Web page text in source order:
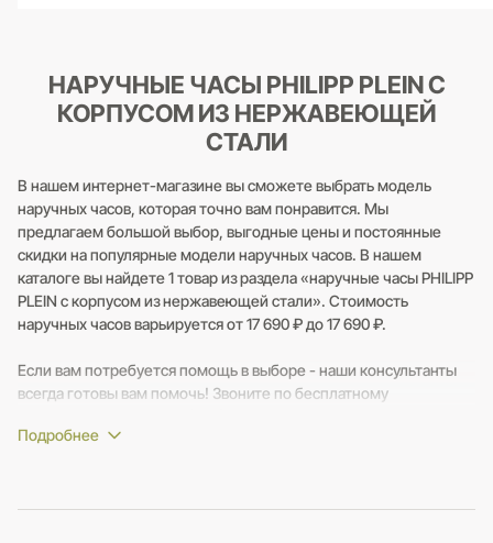
НАРУЧНЫЕ ЧАСЫ PHILIPP PLEIN С
КОРПУСОМ ИЗ НЕРЖАВЕЮЩЕЙ
СТАЛИ
В нашем интернет-магазине вы сможете выбрать модель
наручных часов, которая точно вам понравится. Мы
предлагаем большой выбор, выгодные цены и постоянные
скидки на популярные модели наручных часов. В нашем
каталоге вы найдете 1 товар из раздела «наручные часы PHILIPP
PLEIN с корпусом из нержавеющей стали». Стоимость
наручных часов варьируется от 17 690 ₽ до 17 690 ₽.
Если вам потребуется помощь в выборе - наши консультанты
всегда готовы вам помочь! Звоните по бесплатному
вопросы.